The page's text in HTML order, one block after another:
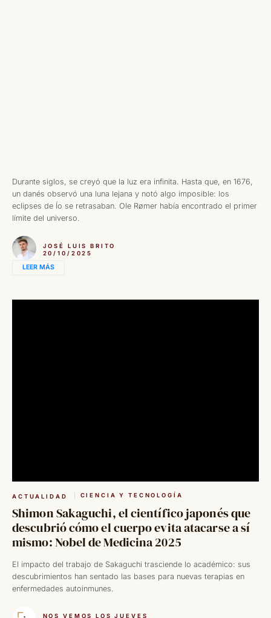
Durante siglos, se creyó que la luz era infinita. Hasta que, en 1676,
un danés observó una luna lejana y notó algo imposible: los
eclipses de Ío se retrasaban. Ole Rømer había encontrado el primer
límite del universo.
JOSÉ LUIS BRITO
20/10/2025
LEER MÁS
ACTUALIDAD CIENCIA Y TECNOLOGÍA
Shimon Sakaguchi, el científico japonés que
descubrió cómo el cuerpo evita atacarse a sí
mismo: Nobel de Medicina 2025
El impacto del trabajo de Sakaguchi trasciende lo académico: sus
descubrimientos han sentado las bases para nuevas terapias en
enfermedades autoinmunes.
NOS VEMOS LOS JUEVES